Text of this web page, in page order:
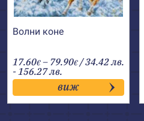
Волни коне
17.60€ – 79.90€Price
range:
17.60€
through
79.90€
/ 34.42 лв.
- 156.27 лв.
виж